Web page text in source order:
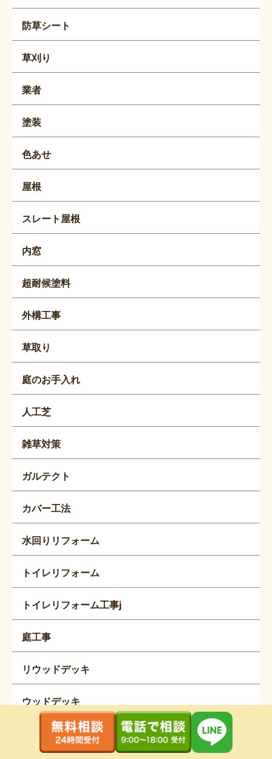
防草シート
草刈り
業者
塗装
色あせ
屋根
スレート屋根
内窓
超耐候塗料
外構工事
草取り
庭のお手入れ
人工芝
雑草対策
ガルテクト
カバー工法
水回りリフォーム
トイレリフォーム
トイレリフォーム工事j
庭工事
リウッドデッキ
ウッドデッキ
日成ホームプロタイムズ多治見店